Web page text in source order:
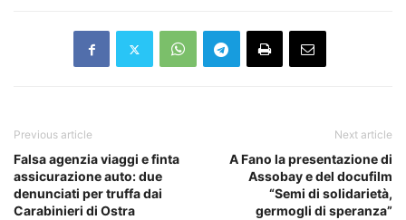
Previous article
Falsa agenzia viaggi e finta
assicurazione auto: due
denunciati per truffa dai
Carabinieri di Ostra
Next article
A Fano la presentazione di
Assobay e del docufilm
“Semi di solidarietà,
germogli di speranza”